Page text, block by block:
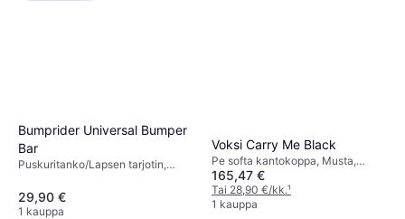
Bumprider Universal Bumper
Bar
Puskuritanko/Lapsen tarjotin,
29,90 €
1 kauppa
Voksi Carry Me Black
Pe softa kantokoppa, Musta,
Pesunkestävä Kangas,
Vettähylkivä, Irrotettava Yläosa,
Materiaali: Polyesteri, Täyttö:
165,47 €
Tai 28,90 €/kk.¹
1 kauppa